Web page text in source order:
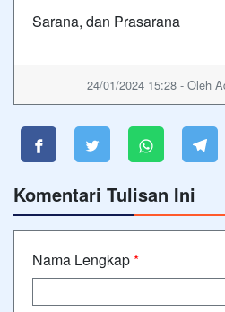
Sarana, dan Prasarana
24/01/2024 15:28 - Oleh
Komentari Tulisan Ini
Nama Lengkap*